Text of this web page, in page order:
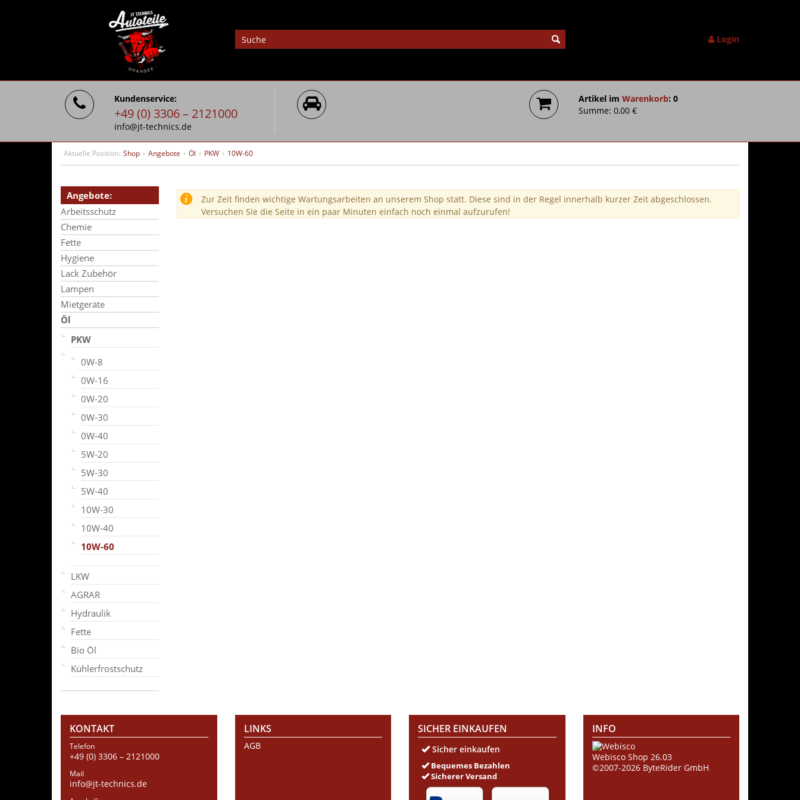
Login
Kundenservice:
+49 (0) 3306 – 2121000
info@jt-technics.de
Artikel im Warenkorb: 0
Summe: 0,00 €
Aktuelle Position: Shop › Angebote › Öl › PKW › 10W-60
Angebote:
Arbeitsschutz
Chemie
Fette
Hygiene
Lack Zubehör
Lampen
Mietgeräte
Öl
PKW
0W-8
0W-16
0W-20
0W-30
0W-40
5W-20
5W-30
5W-40
10W-30
10W-40
10W-60
LKW
AGRAR
Hydraulik
Fette
Bio Öl
Kühlerfrostschutz
Zur Zeit finden wichtige Wartungsarbeiten an unserem Shop statt. Diese sind in der Regel innerhalb kurzer Zeit abgeschlossen.
Versuchen Sie die Seite in ein paar Minuten einfach noch einmal aufzurufen!
KONTAKT
Telefon
+49 (0) 3306 – 2121000
Mail
info@jt-technics.de
LINKS
AGB
SICHER EINKAUFEN
Sicher einkaufen
Bequemes Bezahlen
Sicherer Versand
INFO
Webisco Shop 26.03
©2007-2026 ByteRider GmbH